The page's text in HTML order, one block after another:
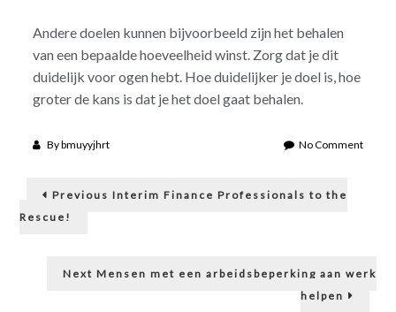
Andere doelen kunnen bijvoorbeeld zijn het behalen
van een bepaalde hoeveelheid winst. Zorg dat je dit
duidelijk voor ogen hebt. Hoe duidelijker je doel is, hoe
groter de kans is dat je het doel gaat behalen.
Bybmuyyjhrt No Commenton
Post
navigation
Previous Previous
Interim Finance Professionals to the
Rescue!
Next Next
Mensen met een arbeidsbeperking aan werk
helpen